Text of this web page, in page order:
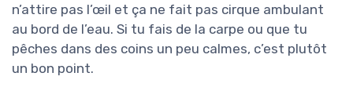
n’attire pas l’œil et ça ne fait pas cirque ambulant
au bord de l’eau. Si tu fais de la carpe ou que tu
pêches dans des coins un peu calmes, c’est plutôt
un bon point.